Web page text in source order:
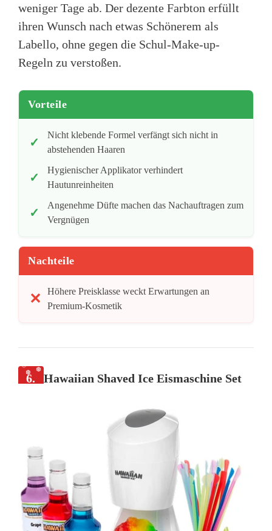
weniger Tage ab. Der dezente Farbton erfüllt
ihren Wunsch nach etwas Schönerem als
Labello, ohne gegen die Schul-Make-up-
Regeln zu verstoßen.
Vorteile
Nicht klebende Formel verfängt sich nicht in
abstehenden Haaren
Hygienischer Applikator verhindert
Hautunreinheiten
Angenehme Düfte machen das Nachauftragen zum
Vergnügen
Nachteile
Höhere Preisklasse weckt Erwartungen an
Premium-Kosmetik
6. Hawaiian Shaved Ice Eismaschine Set